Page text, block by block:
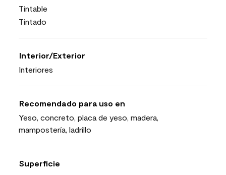
Tintable
Tintado
Interior/Exterior
Interiores
Recomendado para uso en
Yeso, concreto, placa de yeso, madera,
mampostería, ladrillo
Superficie